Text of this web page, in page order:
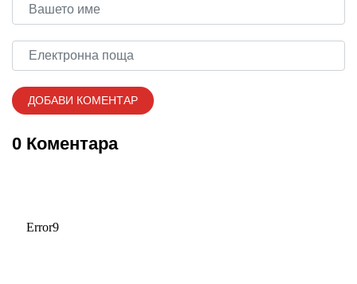
0 Коментара